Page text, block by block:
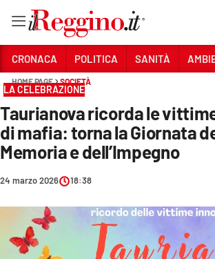
Sezioni
CRONACA
POLITICA
SANITÀ
AMBIENTE
SOCIETÀ
CRONACA POLITICA SANITÀ
HOME PAGE SOCIETÀ
LA CELEBRAZIONE
Taurianova ricorda le
di mafia: torna la Giornata
Memoria e dell’Impegno
24 marzo 2026 18:38